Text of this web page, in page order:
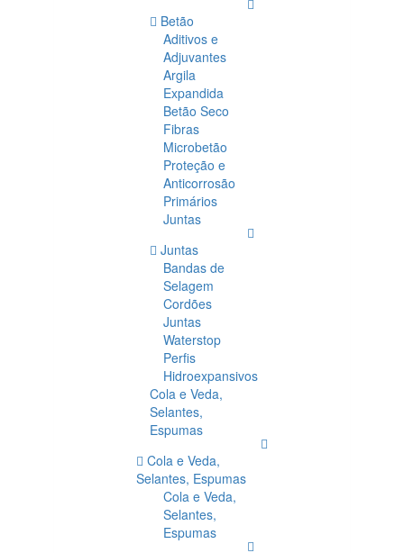
Betão
Aditivos e
Adjuvantes
Argila
Expandida
Betão Seco
Fibras
Microbetão
Proteção e
Anticorrosão
Primários
Juntas
Juntas
Bandas de
Selagem
Cordões
Juntas
Waterstop
Perfis
Hidroexpansivos
Cola e Veda,
Selantes,
Espumas
Cola e Veda,
Selantes, Espumas
Cola e Veda,
Selantes,
Espumas